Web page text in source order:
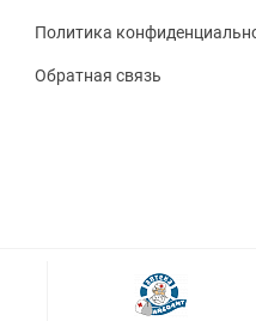
Политика
Обратная связь